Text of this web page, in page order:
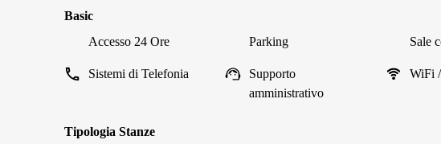
Basic
Accesso 24 Ore
Parking Sale
Sistemi di Telefonia
Supporto
amministrativo
WiFi
Tipologia Stanze